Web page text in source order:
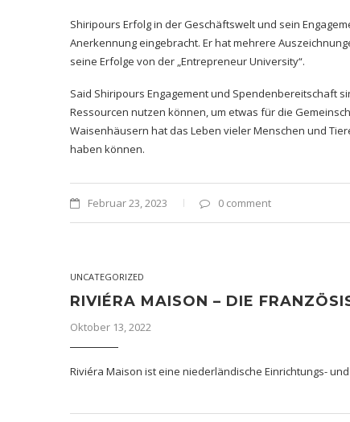
Shiripours Erfolg in der Geschäftswelt und sein
Anerkennung eingebracht. Er hat mehrere
seine Erfolge von der „Entrepreneur University“.
Said Shiripours Engagement und Spendenbereitschaft
Ressourcen nutzen können, um etwas für die
Waisenhäusern hat das Leben vieler Menschen und
haben können.
Februar 23, 2023 0 comment
UNCATEGORIZED
RIVIÉRA MAISON – DIE
Oktober 13, 2022
Riviéra Maison ist eine niederländische Einrichtungs-